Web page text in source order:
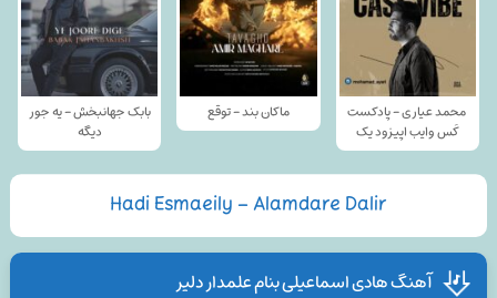
محمد عیاری - پادکست
کَس وایب اپیزود یک
ماکان بند - توقع
بابک جهانبخش - یه جور
دیگه
Hadi Esmaeily – Alamdare Dalir
آهنگ هادی اسماعیلی بنام علمدار دلیر